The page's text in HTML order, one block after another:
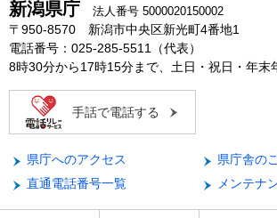
新潟県庁 法人番号 5000020150002
〒950-8570 新潟市中央区新光町4番地1
電話番号：025-285-5511（代表）
8時30分から17時15分まで、土日・祝日・年末
手話で電話する
県庁へのアクセス
県庁舎の
直通電話番号一覧
メンテナ